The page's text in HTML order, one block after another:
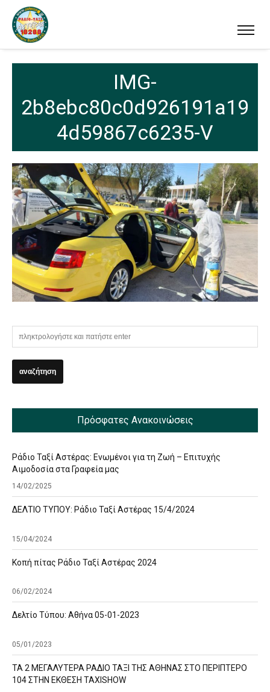
IMG-
2b8ebc80c0d926191a19
4d59867c6235-V
Πρόσφατες Ανακοινώσεις
Ράδιο Ταξί Αστέρας: Ενωμένοι για τη Ζωή – Επιτυχής
Αιμοδοσία στα Γραφεία μας
14/02/2025
ΔΕΛΤΙΟ ΤΥΠΟΥ: Ράδιο Ταξί Αστέρας 15/4/2024
15/04/2024
Κοπή πίτας Ράδιο Ταξί Αστέρας 2024
06/02/2024
Δελτίο Τύπου: Αθήνα 05-01-2023
05/01/2023
ΤΑ 2 ΜΕΓΑΛΥΤΕΡΑ ΡΑΔΙΟ ΤΑΞΙ ΤΗΣ ΑΘΗΝΑΣ ΣΤΟ ΠΕΡΙΠΤΕΡΟ
104 ΣΤΗΝ ΕΚΘΕΣΗ TAXISHOW